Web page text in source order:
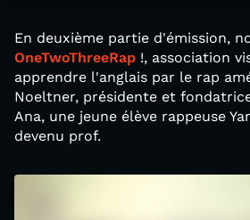
En deuxième partie d'émission,
OneTwoThreeRap !, association
apprendre l'anglais par le rap
Noeltner, présidente et
Ana, une jeune élève rappeuse
devenu prof.